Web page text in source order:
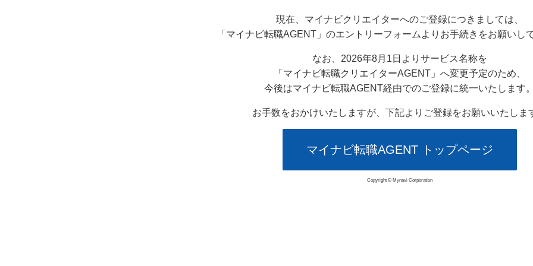
現在、マイナビクリエイターへのご登録につきましては、
「マイナビ転職AGENT」のエントリーフォームよりお手続きをお願いし
なお、2026年8月1日よりサービス名称を
「マイナビ転職クリエイターAGENT」へ変更予定のため、
今後はマイナビ転職AGENT経由でのご登録に統一いたします。
お手数をおかけいたしますが、下記よりご登録をお願いいたしま
マイナビ転職AGENT トップページ
Copyright © Mynavi Corporation